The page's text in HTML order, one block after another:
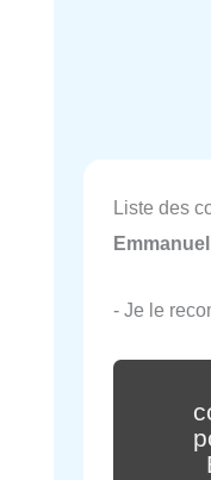
Liste des
Emmanuel
- Je le